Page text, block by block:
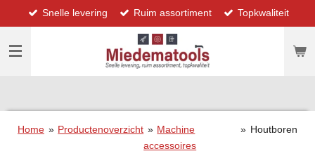
direct
naar
hoofdinhoud
Snelle levering Ruim assortiment Topkwaliteit
Home » Productenoverzicht » Machine
accessoires
» Houtboren